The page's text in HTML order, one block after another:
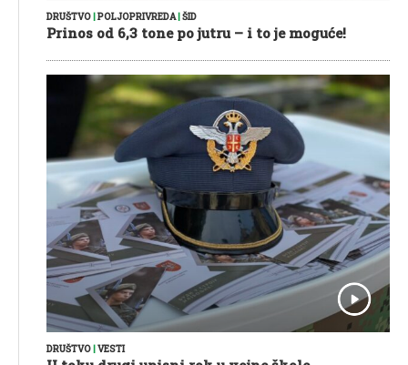
DRUŠTVO POLJOPRIVREDA| ŠID
Prinos od 6,3 tone po jutru – i to je moguće!
DRUŠTVO VESTI